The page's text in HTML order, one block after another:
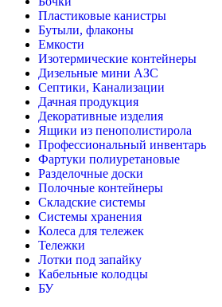
Пластиковые канистры
Бутыли, флаконы
Емкости
Изотермические контейнеры
Дизельные мини АЗС
Септики, Канализации
Дачная продукция
Декоративные изделия
Ящики из пенополистирола
Профессиональный инвентарь
Фартуки полиуретановые
Разделочные доски
Полочные контейнеры
Складские системы
Системы хранения
Колеса для тележек
Тележки
Лотки под запайку
Кабельные колодцы
БУ